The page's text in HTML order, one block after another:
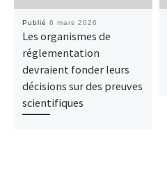
Publié 6 mars 2026
Les organismes de
réglementation
devraient fonder leurs
décisions sur des preuves
scientifiques